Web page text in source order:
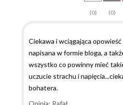
(0)
(0)
Ciekawa i wciągająca opowieść
napisana w formie bloga, a
wszystko co powinny mieć
uczucie strachu i
bohatera.
Opinia: Rafał